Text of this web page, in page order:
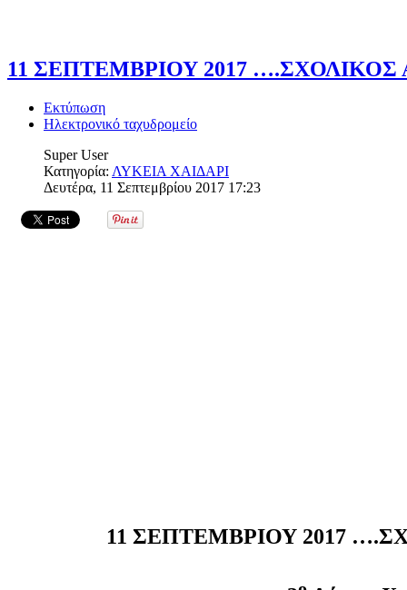
11 ΣΕΠΤΕΜΒΡΙΟΥ 2017
Εκτύπωση
Ηλεκτρονικό ταχυδρομείο
Super User
Κατηγορία: ΛΥΚΕΙΑ ΧΑΙΔΑΡΙ
Δευτέρα, 11 Σεπτεμβρίου 2017 17:23
11 ΣΕΠΤΕΜΒΡΙΟΥ 2017